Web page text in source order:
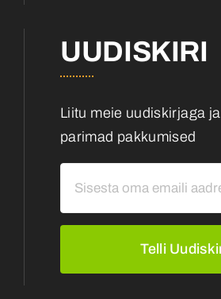
UUDISKIRI
Liitu meie uudiskirjaga
parimad pakkumised
Telli